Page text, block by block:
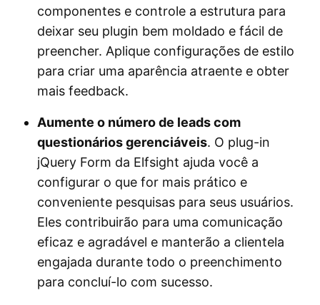
componentes e controle a estrutura para
deixar seu plugin bem moldado e fácil de
preencher. Aplique configurações de estilo
para criar uma aparência atraente e obter
mais feedback.
Aumente o número de leads com
questionários gerenciáveis. O plug-in
jQuery Form da Elfsight ajuda você a
configurar o que for mais prático e
conveniente pesquisas para seus usuários.
Eles contribuirão para uma comunicação
eficaz e agradável e manterão a clientela
engajada durante todo o preenchimento
para concluí-lo com sucesso.